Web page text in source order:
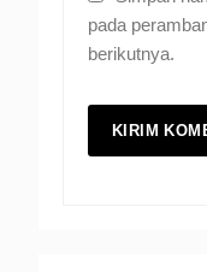
pada
berikutnya.